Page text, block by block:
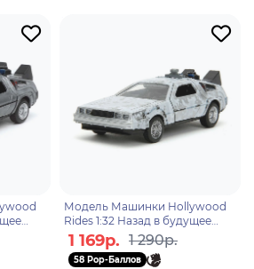
Модель Машинки Hollywood
Rides 1:32 Назад в будущее
Time Machine (Back To The
Future-1) Frost 34785
1 169р. 1 290р.
58 Pop-Баллов